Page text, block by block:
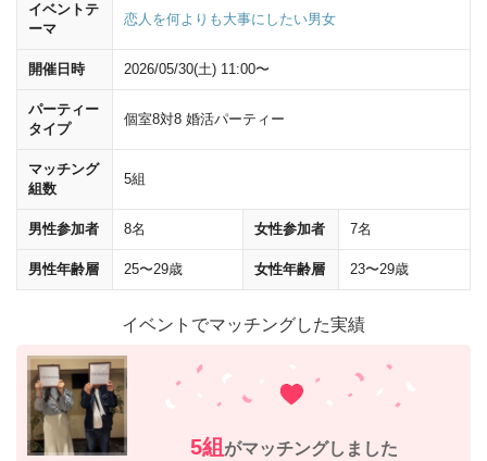
「八重洲地下方面」
イベントテ
ーマ
恋人を何よりも大事にしたい男女
開催日時 2026/05/30(土) 11:00〜
パーティー
タイプ
個室8対8 婚活パーティー
マッチング
組数
5組
男性参加者 8名 女性参加者 7名
男性年齢層 25〜29歳 女性年齢層 23〜29歳
イベントでマッチングした実績
5組 がマッチングしました